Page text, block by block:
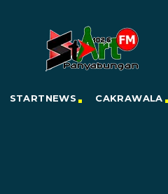
STARTNEWS CAKRAWALA